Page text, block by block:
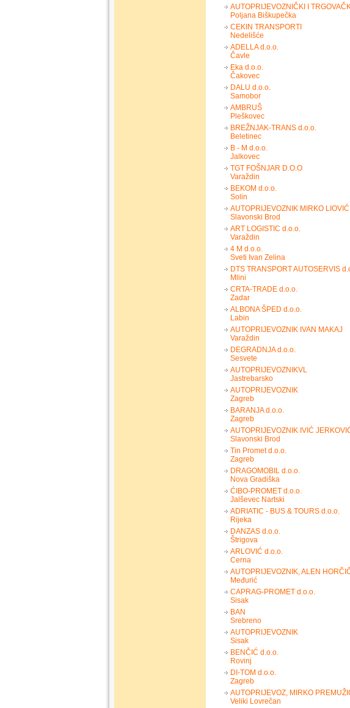
AUTOPRIJEVOZNIČKI I
Poljana Biškupečka
CEKIN TRANSPORTI
Nedelišće
ADELLA d.o.o.
Čavle
Eka d.o.o.
Čakovec
DALU d.o.o.
Samobor
AMBRUŠ
Pleškovec
BREŽNJAK-TRANS d.o.o.
Beletinec
B - M d.o.o.
Jalkovec
TGT FOŠNJAR D.O.O
Varaždin
BEKOM d.o.o.
Solin
AUTOPRIJEVOZNIK MIRKO
Slavonski Brod
ART LOGISTIC d.o.o.
Varaždin
4 M d.o.o.
Sveti Ivan Zelina
DTS TRANSPORT AUTOSERVIS
Mlini
CRTA-TRADE d.o.o.
Zadar
ALBONA ŠPED d.o.o.
Labin
AUTOPRIJEVOZNIK IVAN MAKAJ
Varaždin
DEGRADNJA d.o.o.
Sesvete
AUTOPRIJEVOZNIKVL
Jastrebarsko
AUTOPRIJEVOZNIK
Zagreb
BARANJA d.o.o.
Zagreb
AUTOPRIJEVOZNIK IVIĆ
Slavonski Brod
Tin Promet d.o.o.
Zagreb
DRAGOMOBIL d.o.o.
Nova Gradiška
ĆIBO-PROMET d.o.o.
Jalševec Nartski
ADRIATIC - BUS & TOURS d.o.o.
Rijeka
DANZAS d.o.o.
Štrigova
ARLOVIĆ d.o.o.
Cerna
AUTOPRIJEVOZNIK, ALEN
Međurić
CAPRAG-PROMET d.o.o.
Sisak
BAN
Srebreno
AUTOPRIJEVOZNIK
Sisak
BENČIĆ d.o.o.
Rovinj
DI-TOM d.o.o.
Zagreb
AUTOPRIJEVOZ, MIRKO
Veliki Lovrečan